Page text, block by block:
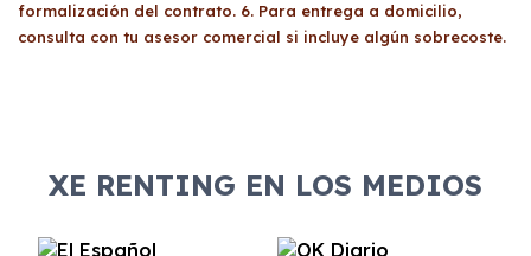
formalización del contrato. 6. Para entrega a domicilio,
consulta con tu asesor comercial si incluye algún sobrecoste.
XE RENTING EN LOS MEDIOS